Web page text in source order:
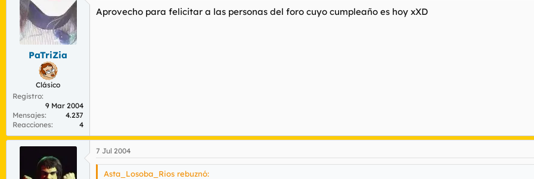
PaTriZia
Clásico
Registro
9 Mar 2004
Mensajes
4.237
Reacciones
4
Aprovecho para felicitar a las personas del foro cuyo cumpleaño es hoy xXD
7 Jul 2004
Asta_Losoba_Rios rebuznó: